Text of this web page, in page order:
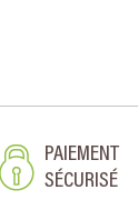
PAIEMENT
SÉCURISÉ